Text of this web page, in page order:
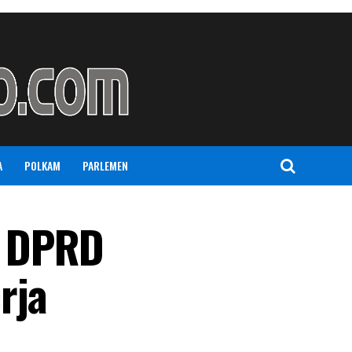
POLKAM PARLEMEN